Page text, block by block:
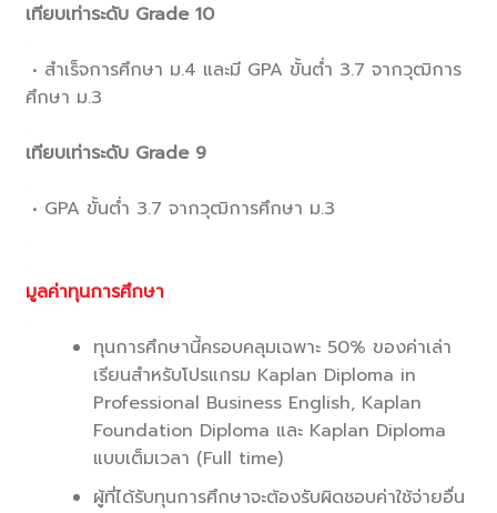
เทียบเท่าระดับ Grade 10
• สำเร็จการศึกษา ม.4 และมี GPA ขั้นต่ำ 3.7 จากวุฒิการ
ศึกษา ม.3
เทียบเท่าระดับ Grade 9
• GPA ขั้นต่ำ 3.7 จากวุฒิการศึกษา ม.3
มูลค่าทุนการศึกษา
ทุนการศึกษานี้ครอบคลุมเฉพาะ 50% ของค่าเล่า
เรียนสำหรับโปรแกรม Kaplan Diploma in
Professional Business English, Kaplan
Foundation Diploma และ Kaplan Diploma
แบบเต็มเวลา (Full time)
ผู้ที่ได้รับทุนการศึกษาจะต้องรับผิดชอบค่าใช้จ่ายอื่น